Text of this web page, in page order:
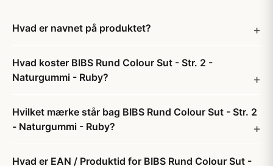
Hvad er navnet på produktet?
Hvad koster BIBS Rund Colour Sut - Str. 2 -
Naturgummi - Ruby?
Hvilket mærke står bag BIBS Rund Colour Sut - Str. 2
- Naturgummi - Ruby?
Hvad er EAN / Produktid for BIBS Rund Colour Sut -